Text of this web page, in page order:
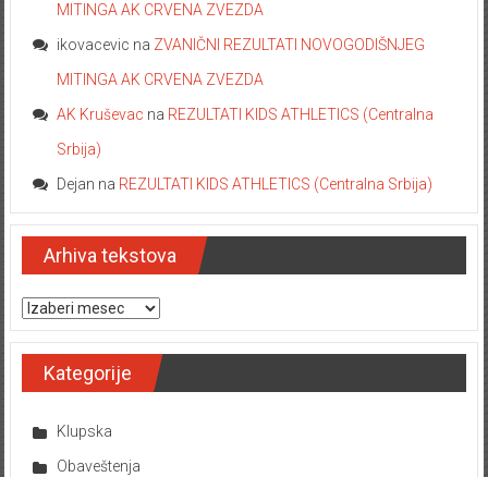
MITINGA AK CRVENA ZVEZDA
ikovacevic na ZVANIČNI REZULTATI NOVOGODIŠNJEG
MITINGA AK CRVENA ZVEZDA
AK Kruševac na REZULTATI KIDS ATHLETICS (Centralna
Srbija)
Dejan na REZULTATI KIDS ATHLETICS (Centralna Srbija)
Arhiva tekstova
Arhiva tekstova
Kategorije
Klupska
Obaveštenja